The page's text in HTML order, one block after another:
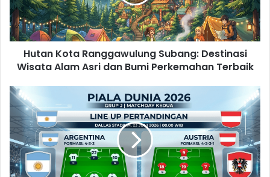
Alam
Asri
dan
Bumi
Perkemahan
Hutan Kota Ranggawulung Subang: Destinasi
Wisata Alam Asri dan Bumi Perkemahan Terbaik
Prediksi
Line
Up
Argentina
Vs
Austria
di